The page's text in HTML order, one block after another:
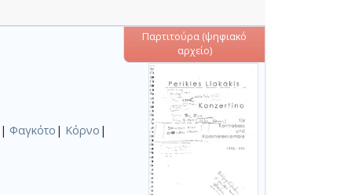
Παρτιτούρα (ψηφιακό
αρχείο)
| Φαγκότο | Κόρνο |